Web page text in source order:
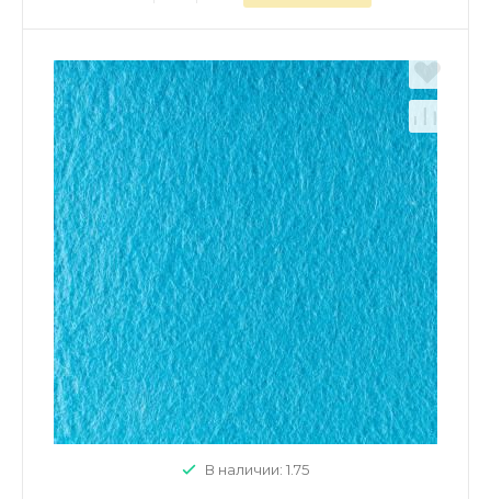
В наличии: 1.75